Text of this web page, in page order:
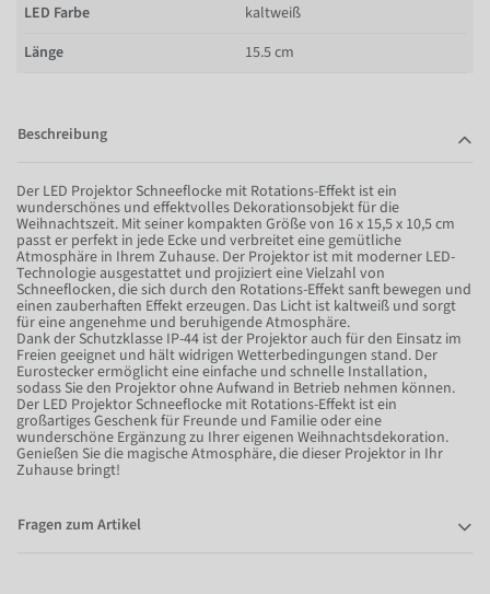
LED Farbe
kaltweiß
Länge
15.5 cm
Beschreibung
Der LED Projektor Schneeflocke mit Rotations-Effekt ist ein
wunderschönes und effektvolles Dekorationsobjekt für die
Weihnachtszeit. Mit seiner kompakten Größe von 16 x 15,5 x 10,5 cm
passt er perfekt in jede Ecke und verbreitet eine gemütliche
Atmosphäre in Ihrem Zuhause. Der Projektor ist mit moderner LED-
Technologie ausgestattet und projiziert eine Vielzahl von
Schneeflocken, die sich durch den Rotations-Effekt sanft bewegen und
einen zauberhaften Effekt erzeugen. Das Licht ist kaltweiß und sorgt
für eine angenehme und beruhigende Atmosphäre.
Dank der Schutzklasse IP-44 ist der Projektor auch für den Einsatz im
Freien geeignet und hält widrigen Wetterbedingungen stand. Der
Eurostecker ermöglicht eine einfache und schnelle Installation,
sodass Sie den Projektor ohne Aufwand in Betrieb nehmen können.
Der LED Projektor Schneeflocke mit Rotations-Effekt ist ein
großartiges Geschenk für Freunde und Familie oder eine
wunderschöne Ergänzung zu Ihrer eigenen Weihnachtsdekoration.
Genießen Sie die magische Atmosphäre, die dieser Projektor in Ihr
Zuhause bringt!
Fragen zum Artikel